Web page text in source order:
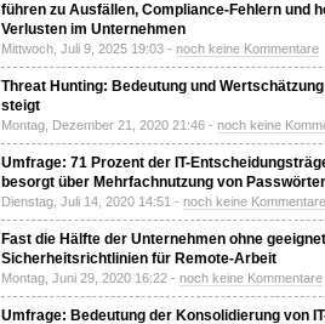
führen zu Ausfällen, Compliance-Fehlern und
Verlusten im Unternehmen
Mittwoch, Juli 9, 2025 19:03 - noch keine Kommentare
Threat Hunting: Bedeutung und Wertschätzung
steigt
Montag, Dezember 21, 2020 21:46 - noch keine
Umfrage: 71 Prozent der IT-
besorgt über Mehrfachnutzung von
Dienstag, Juli 14, 2020 14:51 - noch keine Kommentare
Fast die Hälfte der Unternehmen ohne
Sicherheitsrichtlinien für Remote-Arbeit
Montag, Juni 29, 2020 16:22 - noch keine Kommentare
Umfrage: Bedeutung der Konsolidierung von